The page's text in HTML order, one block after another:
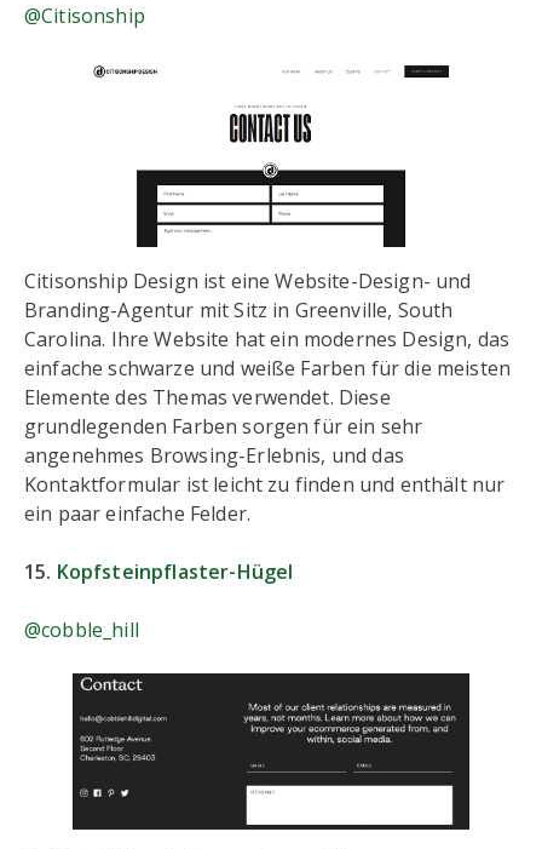
@Citisonship
Citisonship Design ist eine Website-Design- und
Branding-Agentur mit Sitz in Greenville, South
Carolina. Ihre Website hat ein modernes Design, das
einfache schwarze und weiße Farben für die meisten
Elemente des Themas verwendet. Diese
grundlegenden Farben sorgen für ein sehr
angenehmes Browsing-Erlebnis, und das
Kontaktformular ist leicht zu finden und enthält nur
ein paar einfache Felder.
15. Kopfsteinpflaster-Hügel
@cobble_hill